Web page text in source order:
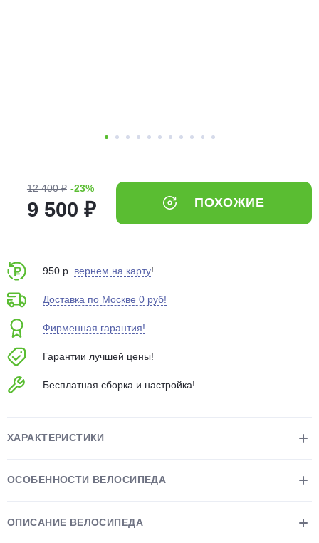
12 400 ₽ -23%
9 500 ₽ ПОХОЖИЕ
950 р. вернем на карту!
Доставка по Москве 0 руб!
Фирменная гарантия!
Гарантии лучшей цены!
Бесплатная сборка и настройка!
ХАРАКТЕРИСТИКИ
ОСОБЕННОСТИ ВЕЛОСИПЕДА
ОПИСАНИЕ ВЕЛОСИПЕДА
недели
plait.ru